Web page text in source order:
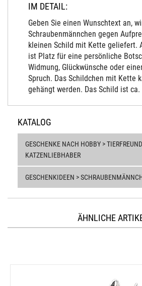
IM DETAIL:
Geben Sie einen Wunschtext an,
Schraubenmännchen gegen
kleinen Schild mit Kette geliefert.
ist Platz für eine persönliche
Widmung, Glückwünsche oder
Spruch. Das Schildchen mit Kette
gehängt werden. Das Schild ist
KATALOG
GESCHENKE NACH HOBBY >
KATZENLIEBHABER
GESCHENKIDEEN >
ÄHNLICHE